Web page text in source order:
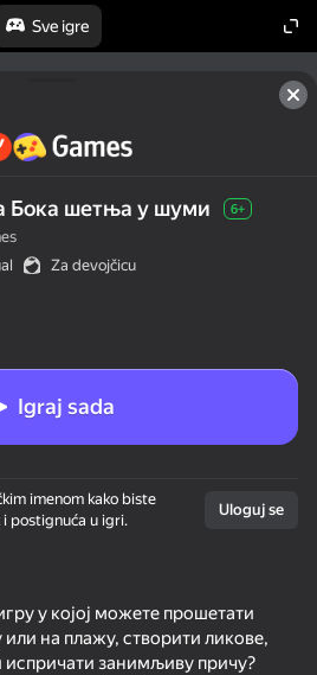
Sve igre
samo pejzažna
orijentaciju
Loading
Бока шетња у шуми 6+
Za devojčicu
Igraj sada
imenom kako biste
postignuća u igri.
Uloguj se
у којој можете прошетати
на плажу, створити ликове,
испричати занимљиву причу?